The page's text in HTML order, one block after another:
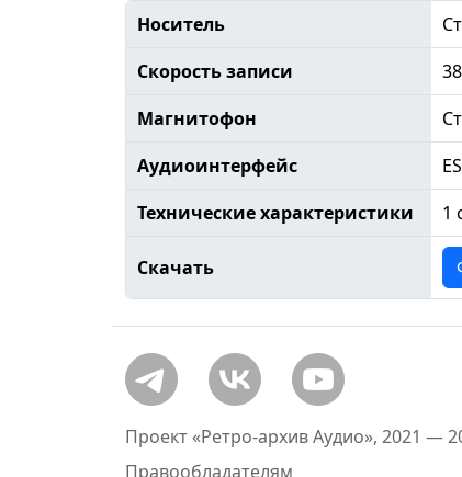
Носитель
Скорость записи
Магнитофон
Аудиоинтерфейс
Технические характеристики
1
Скачать
Проект «Ретро-архив Аудио», 2021 —
Правообладателям